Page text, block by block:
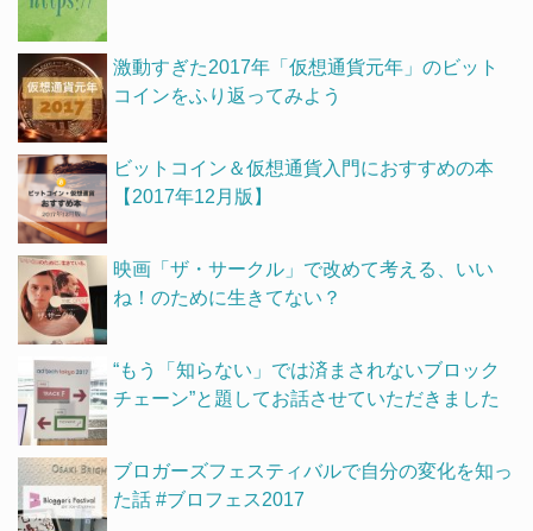
激動すぎた2017年「仮想通貨元年」のビット
コインをふり返ってみよう
ビットコイン＆仮想通貨入門におすすめの本
【2017年12月版】
映画「ザ・サークル」で改めて考える、いい
ね！のために生きてない？
“もう「知らない」では済まされないブロック
チェーン”と題してお話させていただきました
ブロガーズフェスティバルで自分の変化を知っ
た話 #ブロフェス2017